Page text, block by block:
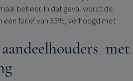
beheer. In dat geval wordt de
een tarief van 33%, verhoogd met
met